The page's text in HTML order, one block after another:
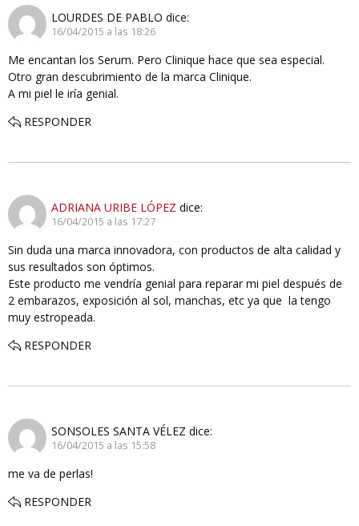
LOURDES DE PABLO dice:
16/04/2015 a las 18:26
Me encantan los Serum. Pero Clinique hace que sea especial.
Otro gran descubrimiento de la marca Clinique.
A mi piel le iría genial.
RESPONDER
ADRIANA URIBE LÓPEZ dice:
16/04/2015 a las 17:27
Sin duda una marca innovadora, con productos de alta calidad y
sus resultados son óptimos.
Este producto me vendría genial para reparar mi piel después de
2 embarazos, exposición al sol, manchas, etc ya que la tengo
muy estropeada.
RESPONDER
SONSOLES SANTA VÉLEZ dice:
16/04/2015 a las 15:58
me va de perlas!
RESPONDER